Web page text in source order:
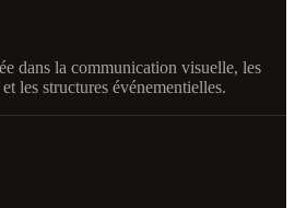
dans la communication visuelle, les
les structures événementielles.